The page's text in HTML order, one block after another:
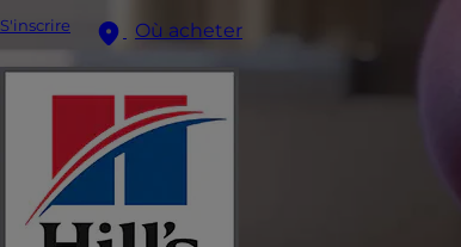
S'inscrire Où acheter